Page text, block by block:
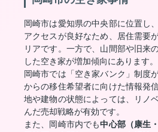
岡崎市は愛知県の中央部に位置し
アクセスが良好なため、居住需要
リアです。一方で、山間部や旧来
した空き家が増加傾向にあります。
岡崎市では「空き家バンク」制度
からの移住希望者に向けた情報発
地や建物の状態によっては、リノ
んだ売却戦略が有効です。
また、岡崎市内でも中心部（康生